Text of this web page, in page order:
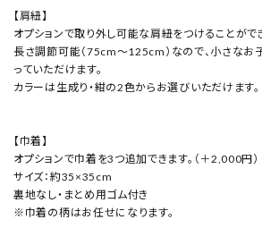
【肩紐】
オプションで取り外し可能な肩紐をつけることがで
長さ調節可能（75cm～125cm）なので、小さなお
っていただけます。
カラーは生成り・紺の2色からお選びいただけます。
【巾着】
オプションで巾着を3つ追加できます。（＋2,000円）
サイズ：約35×35cm
裏地なし・まとめ用ゴム付き
※巾着の柄はお任せになります。